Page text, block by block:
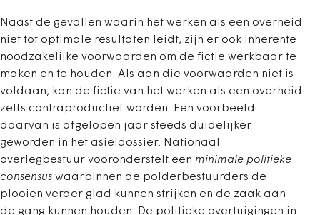
Naast de gevallen waarin het werken als een overheid
niet tot optimale resultaten leidt, zijn er ook inherente
noodzakelijke voorwaarden om de fictie werkbaar te
maken en te houden. Als aan die voorwaarden niet is
voldaan, kan de fictie van het werken als een overheid
zelfs contraproductief worden. Een voorbeeld
daarvan is afgelopen jaar steeds duidelijker
geworden in het asieldossier. Nationaal
overlegbestuur vooronderstelt een minimale politieke
consensus waarbinnen de polderbestuurders de
plooien verder glad kunnen strijken en de zaak aan
de gang kunnen houden. De politieke overtuigingen in